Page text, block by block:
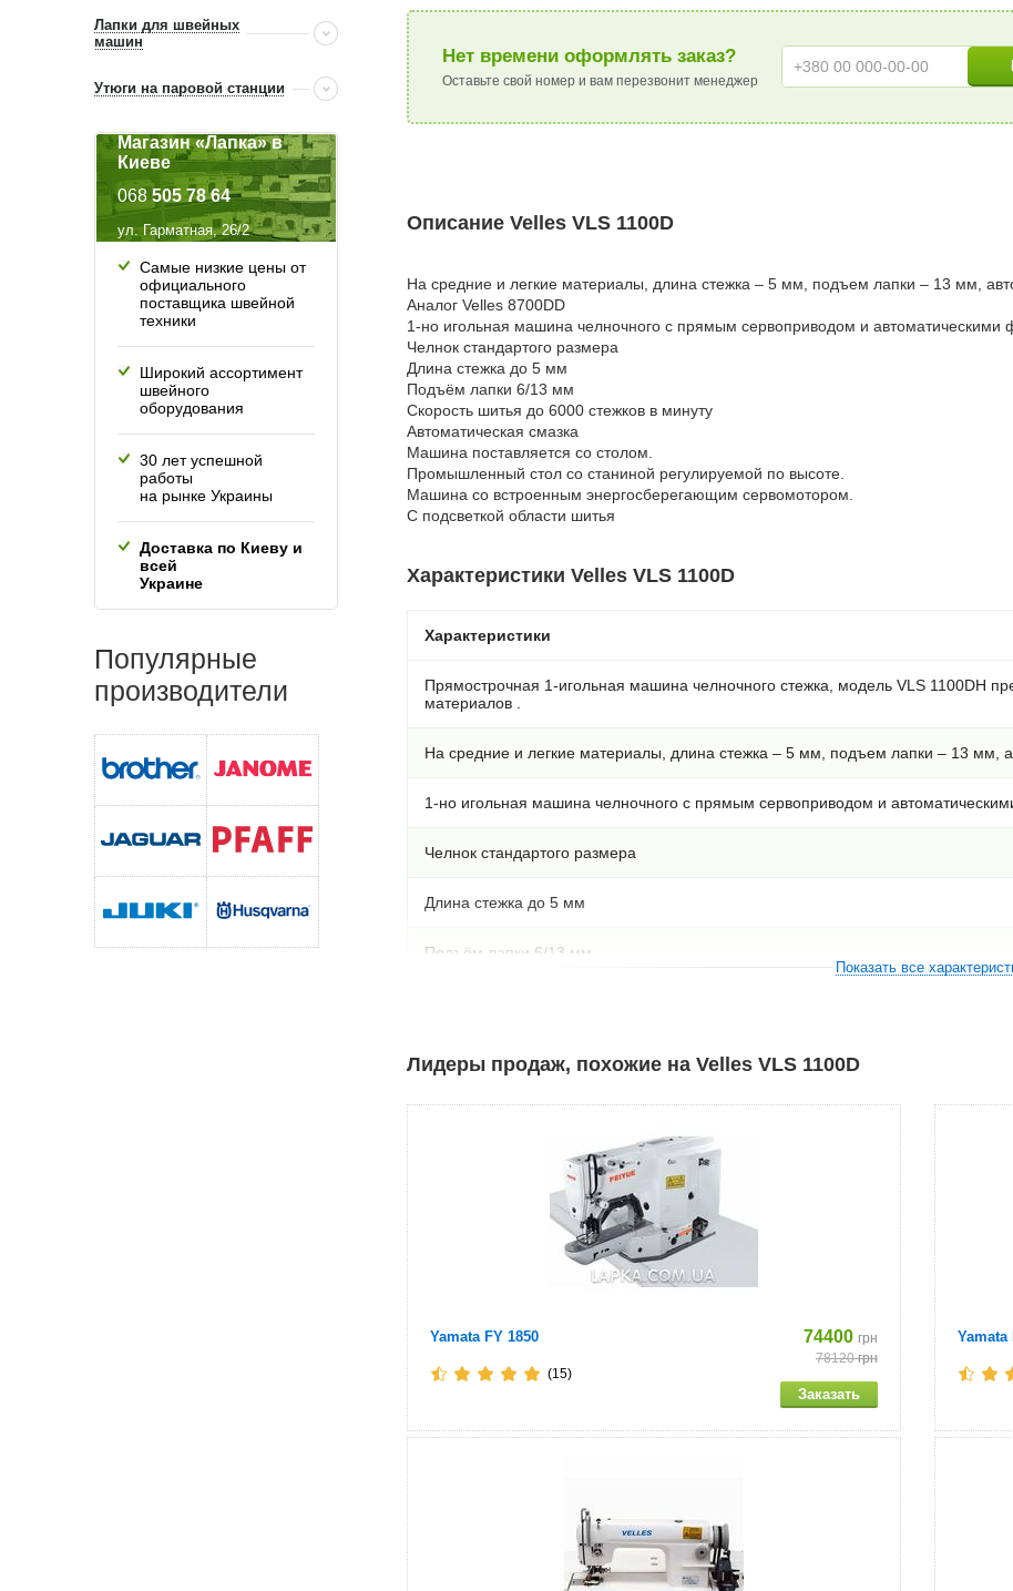
Нет времени оформлять заказ?
Оставьте свой номер и вам перезвонит менеджер
Описание Velles VLS 1100D
На средние и легкие материалы, длина стежка – 5 мм, подъем лапки – 13 мм,
Аналог Velles 8700DD
1-но игольная машина челночного с прямым сервоприводом и автоматическими
Челнок стандартого размера
Длина стежка до 5 мм
Подъём лапки 6/13 мм
Скорость шитья до 6000 стежков в минуту
Автоматическая смазка
Машина поставляется со столом.
Промышленный стол со станиной регулируемой по высоте.
Машина со встроенным энергосберегающим сервомотором.
С подсветкой области шитья
Характеристики Velles VLS 1100D
Характеристики
Прямострочная 1-игольная машина челночного стежка, модель VLS 1100DH
материалов .
На средние и легкие материалы, длина стежка – 5 мм, подъем лапки – 13 мм,
1-но игольная машина челночного с прямым сервоприводом и
Челнок стандартого размера
Длина стежка до 5 мм
Подъём лапки 6/13 мм
Машина поставляется со столом.
Промышленный стол со станиной регулируемой по высоте.
Машина со встроенным энергосберегающим сервомотором.
С подсветкой области шитья
Показать все
Лидеры продаж, похожие на Velles VLS 1100D
Yamata FY 1850 74400 грн
78120грн
(15)
Yamata
Лапки для швейных
машин
Утюги на паровой станции
Магазин «Лапка» в
Киеве
068 505 78 64
ул. Гарматная, 26/2
Самые низкие цены от
официального
поставщика швейной
техники
Широкий ассортимент
швейного
оборудования
30 лет успешной
работы
на рынке Украины
Доставка по Киеву и
всей
Украине
Популярные
производители